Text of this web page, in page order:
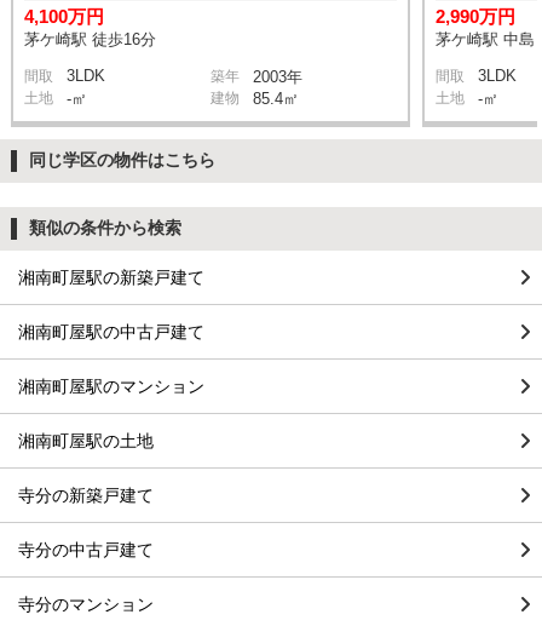
4,100万円
茅ケ崎駅 徒歩16分
間取 3LDK 築年 2003年
土地 -㎡ 建物 85.4㎡
2,990万円
茅ケ崎駅 中島
間取 3LDK
土地 -㎡
同じ学区の物件はこちら
類似の条件から検索
湘南町屋駅の新築戸建て
湘南町屋駅の中古戸建て
湘南町屋駅のマンション
湘南町屋駅の土地
寺分の新築戸建て
寺分の中古戸建て
寺分のマンション